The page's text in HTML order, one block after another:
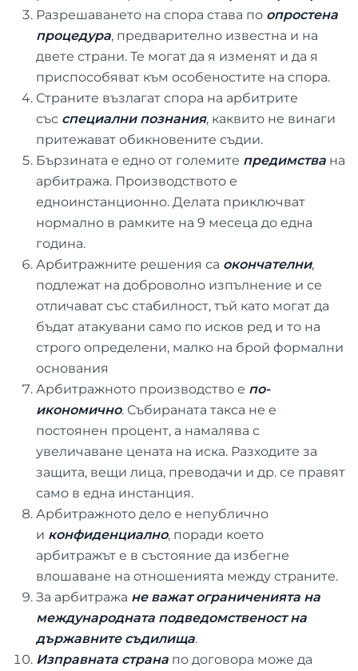
Разрешаването на спора става по опростена
процедура, предварително известна и на
двете страни. Те могат да я изменят и да я
приспособяват към особеностите на спора.
Страните възлагат спора на арбитрите
със специални познания, каквито не винаги
притежават обикновените съдии.
Бързината е едно от големите предимства на
арбитража. Производството е
едноинстанционно. Делата приключват
нормално в рамките на 9 месеца до една
година.
Арбитражните решения са окончателни,
подлежат на доброволно изпълнение и се
отличават със стабилност, тъй като могат да
бъдат атакувани само по исков ред и то на
строго определени, малко на брой формални
основания
Арбитражното производство е по-
икономично. Събираната такса не е
постоянен процент, а намалява с
увеличаване цената на иска. Разходите за
защита, вещи лица, преводачи и др. се правят
само в една инстанция.
Арбитражното дело е непублично
и конфиденциално, поради което
арбитражът е в състояние да избегне
влошаване на отношенията между страните.
За арбитража не важат ограниченията на
международната подведомственост на
държавните съдилища.
Изправната страна по договора може да